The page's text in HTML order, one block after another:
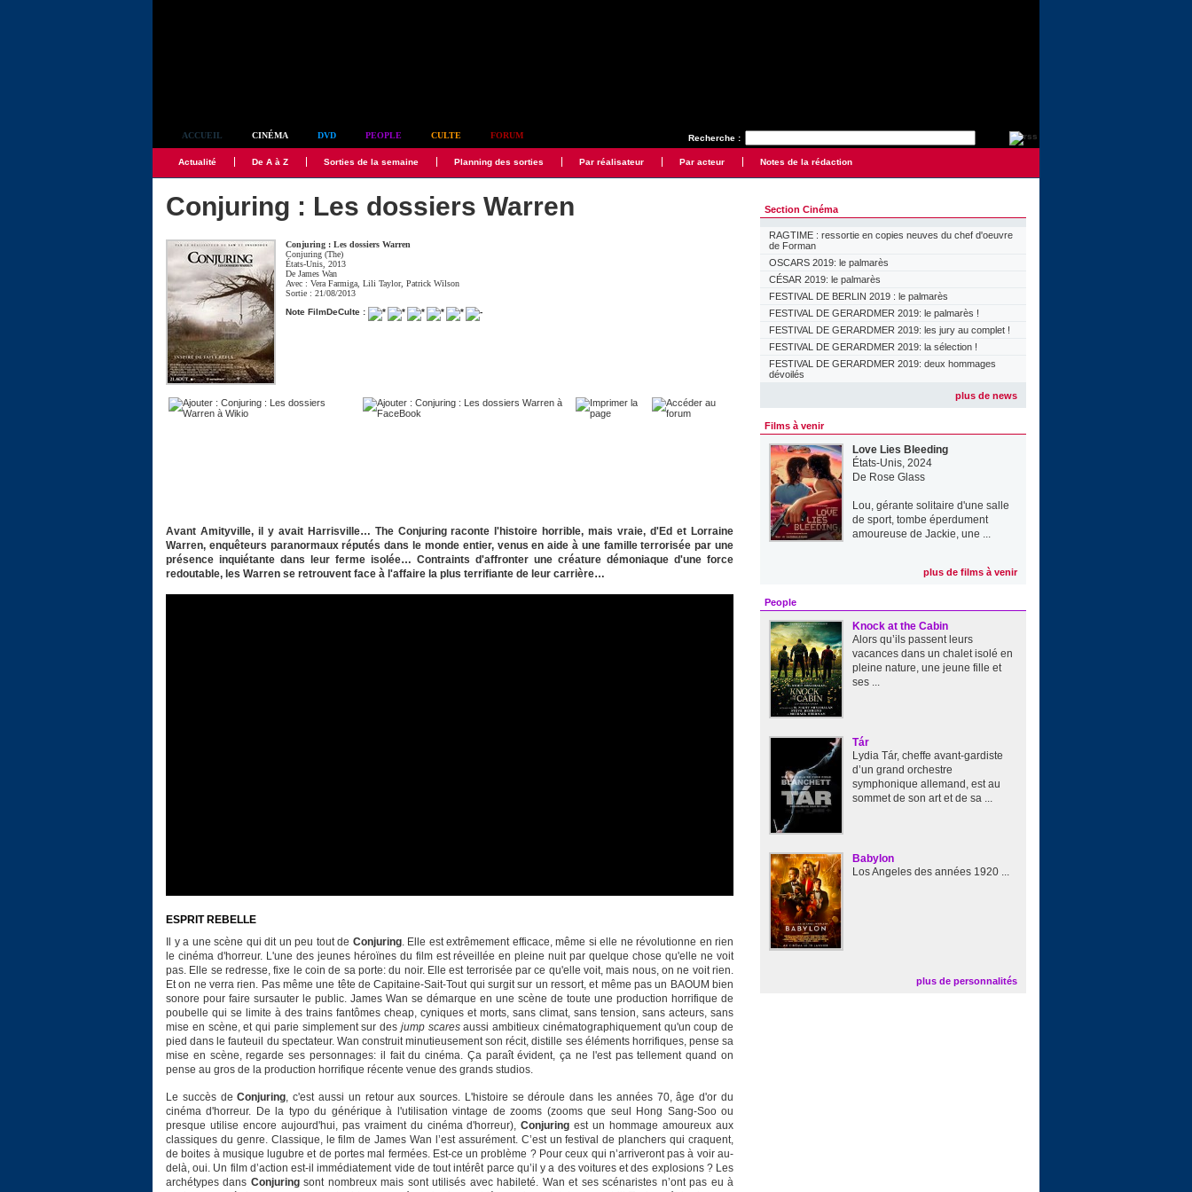
Recherche :
ACCUEIL CINÉMA DVD PEOPLE CULTE FORUM
Actualité De A à Z Sorties de la semaine Planning des sorties Par réalisateur Par acteur Notes de la rédaction
Conjuring : Les dossiers Warren
Conjuring : Les dossiers Warren
Conjuring (The)
États-Unis, 2013
DeJames Wan
Avec :Vera Farmiga ,Lili Taylor,Patrick Wilson
Sortie : 21/08/2013
Note FilmDeCulte :
Avant Amityville, il y avait Harrisville… The Conjuring raconte l'histoire horrible, mais vraie, d'Ed et Lorraine
Warren, enquêteurs paranormaux réputés dans le monde entier, venus en aide à une famille terrorisée par une
présence inquiétante dans leur ferme isolée… Contraints d'affronter une créature démoniaque d'une force
redoutable, les Warren se retrouvent face à l'affaire la plus terrifiante de leur carrière…
ESPRIT REBELLE
Il y a une scène qui dit un peu tout de Conjuring. Elle est extrêmement efficace, même si elle ne révolutionne en rien
le cinéma d'horreur. L'une des jeunes héroïnes du film est réveillée en pleine nuit par quelque chose qu'elle ne voit
pas. Elle se redresse, fixe le coin de sa porte: du noir. Elle est terrorisée par ce qu'elle voit, mais nous, on ne voit rien.
Et on ne verra rien. Pas même une tête de Capitaine-Sait-Tout qui surgit sur un ressort, et même pas un BAOUM bien
sonore pour faire sursauter le public. James Wan se démarque en une scène de toute une production horrifique de
poubelle qui se limite à des trains fantômes cheap, cyniques et morts, sans climat, sans tension, sans acteurs, sans
mise en scène, et qui parie simplement sur des jump scaresaussi ambitieux cinématographiquement qu'un coup de
pied dans le fauteuil du spectateur. Wan construit minutieusement son récit, distille ses éléments horrifiques, pense sa
mise en scène, regarde ses personnages: il fait du cinéma. Ça paraît évident, ça ne l'est pas tellement quand on
pense au gros de la production horrifique récente venue des grands studios.
Le succès deConjuring, c'est aussi un retour aux sources. L'histoire se déroule dans les années 70, âge d'or du
cinéma d'horreur. De la typo du générique à l'utilisation vintage de zooms (zooms que seul Hong Sang-Soo ou
presque utilise encore aujourd'hui, pas vraiment du cinéma d'horreur),Conjuring est un hommage amoureux aux
classiques du genre. Classique, le film de James Wan l’est assurément. C’est un festival de planchers qui craquent,
de boites à musique lugubre et de portes mal fermées. Est-ce un problème ? Pour ceux qui n’arriveront pas à voir au-
delà, oui. Un film d’action est-il immédiatement vide de tout intérêt parce qu’il y a des voitures et des explosions ? Les
archétypes dans Conjuringsont nombreux mais sont utilisés avec habileté. Wan et ses scénaristes n’ont pas eu à
Section Cinéma
RAGTIME : ressortie en copies neuves du chef d'oeuvre
de Forman
OSCARS 2019: le palmarès
CÉSAR 2019: le palmarès
FESTIVAL DE BERLIN 2019 : le palmarès
FESTIVAL DE GERARDMER 2019: le palmarès !
FESTIVAL DE GERARDMER 2019: les jury au complet !
FESTIVAL DE GERARDMER 2019: la sélection !
FESTIVAL DE GERARDMER 2019: deux hommages
dévoilés
plus de news
Films à venir
Love Lies Bleeding
États-Unis, 2024
De Rose Glass
Lou, gérante solitaire d'une salle
de sport, tombe éperdument
amoureuse de Jackie, une ...
plus de films à venir
People
Knock at the Cabin
Alors qu’ils passent leurs
vacances dans un chalet isolé en
pleine nature, une jeune fille et
ses ...
Tár
Lydia Tár, cheffe avant-gardiste
d’un grand orchestre
symphonique allemand, est au
sommet de son art et de sa ...
Babylon
Los Angeles des années 1920 ...
plus de personnalités